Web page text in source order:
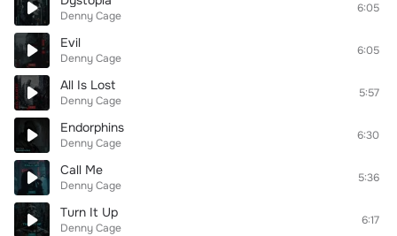
Denny Cage
6:05
Evil
Denny Cage
6:05
All Is Lost
Denny Cage
5:57
Endorphins
Denny Cage
6:30
Call Me
Denny Cage
5:36
Turn It Up
Denny Cage
6:17